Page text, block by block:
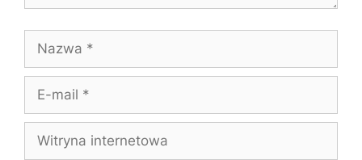
mail
internetowa